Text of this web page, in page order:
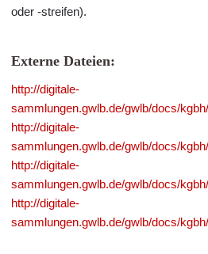
oder -streifen).
Externe Dateien:
http://digitale-
sammlungen.gwlb.de/gwlb/docs/
http://digitale-
sammlungen.gwlb.de/gwlb/docs/
http://digitale-
sammlungen.gwlb.de/gwlb/docs/
http://digitale-
sammlungen.gwlb.de/gwlb/docs/